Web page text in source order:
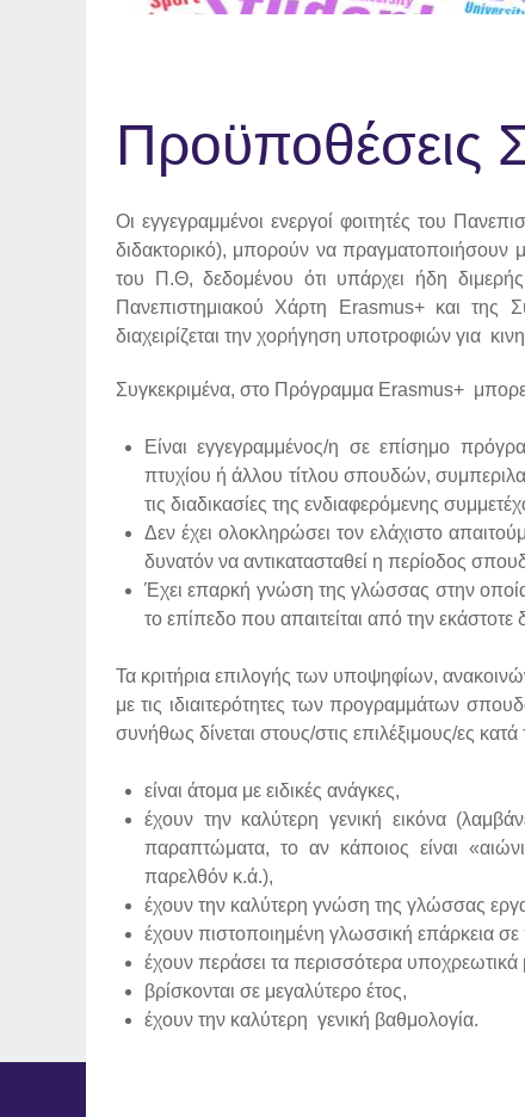
Προϋποθέσεις
Οι εγγεγραμμένοι ενεργοί φοιτητές του
διδακτορικό), μπορούν να
του Π.Θ, δεδομένου ότι υπάρχει ήδη
Πανεπιστημιακού Χάρτη Erasmus+ και της
διαχειρίζεται την χορήγηση υποτροφιών για
Συγκεκριμένα, στο Πρόγραμμα Erasmus+
Είναι εγγεγραμμένος/η σε επίσημο
πτυχίου ή άλλου τίτλου σπουδών,
τις διαδικασίες της ενδιαφερόμενης
Δεν έχει ολοκληρώσει τον ελάχιστο
δυνατόν να αντικατασταθεί η περίοδος
Έχει επαρκή γνώση της γλώσσας στην
το επίπεδο που απαιτείται από την
Τα κριτήρια επιλογής των υποψηφίων,
με τις ιδιαιτερότητες των προγραμμάτων
συνήθως δίνεται στους/στις επιλέξιμους/ες
είναι άτομα με ειδικές ανάγκες,
έχουν την καλύτερη γενική εικόνα
παραπτώματα, το αν κάποιος είναι
παρελθόν κ.ά.),
έχουν την καλύτερη γνώση της γλώσσας
έχουν πιστοποιημένη γλωσσική επάρκεια
έχουν περάσει τα περισσότερα υποχρεωτικά
βρίσκονται σε μεγαλύτερο έτος,
έχουν την καλύτερη γενική βαθμολογία.